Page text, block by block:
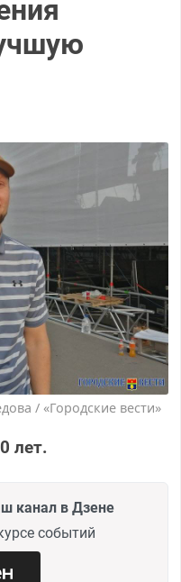
/ «Городские вести»
лет.
канал в Дзене
событий